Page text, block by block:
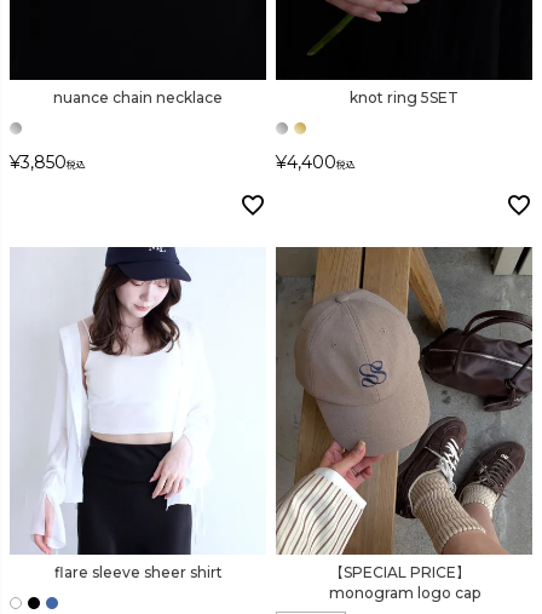
nuance chain necklace
¥3,850税込
knot ring 5SET
¥4,400税込
flare sleeve sheer shirt
【SPECIAL PRICE】
monogram logo cap